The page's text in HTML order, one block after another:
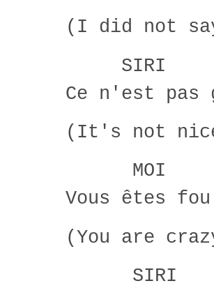
(I did not
SIRI
Ce n'est
(It's not
MOI
Vous êtes
(You are
SIRI